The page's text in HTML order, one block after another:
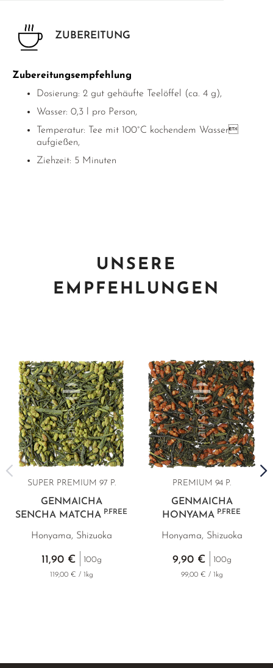
ZUBEREITUNG
Zubereitungsempfehlung
Dosierung: 2 gut gehäufte Teelöffel (ca. 4 g),
Wasser: 0,3 l pro Person,
Temperatur: Tee mit 100°C kochendem Wasser
aufgießen,
Ziehzeit: 5 Minuten
UNSERE
EMPFEHLUNGEN
SUPER PREMIUM 97 P.
GENMAICHA
SENCHA MATCHA P.FREE
Honyama, Shizuoka
11,90 € 100g
119,00 € / 1kg
PREMIUM 94 P.
GENMAICHA
HONYAMA P.FREE
Honyama, Shizuoka
9,90 € 100g
99,00 € / 1kg